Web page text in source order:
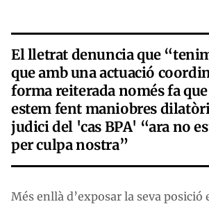
El lletrat denuncia que
que amb una actuació
forma reiterada només fa
estem fent maniobres
judici del 'cas BPA' “ara no
per culpa nostra”
Més enllà d’exposar la seva posició